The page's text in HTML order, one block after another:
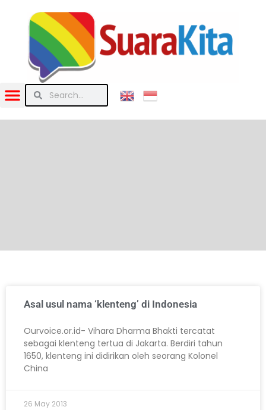
Asal usul nama ‘klenteng’ di Indonesia
Ourvoice.or.id- Vihara Dharma Bhakti tercatat
sebagai klenteng tertua di Jakarta. Berdiri tahun
1650, klenteng ini didirikan oleh seorang Kolonel
China
26 May 2013